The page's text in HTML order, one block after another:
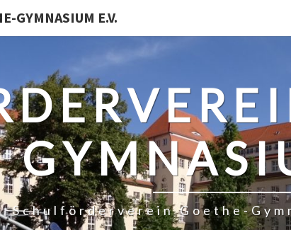
GYMNASIUM E.V.
Schulförderverein Goethe-